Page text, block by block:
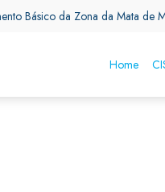
Básico da Zona da Mata de
Home